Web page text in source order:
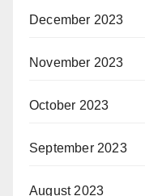
December 2023
November 2023
October 2023
September 2023
August 2023